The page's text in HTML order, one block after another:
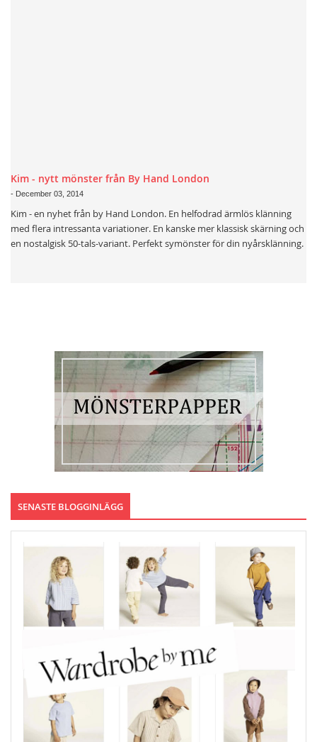
Kim - nytt mönster från By Hand London
- December 03, 2014
Kim - en nyhet från by Hand London. En helfodrad ärmlös klänning
med flera intressanta variationer. En kanske mer klassisk skärning och
en nostalgisk 50-tals-variant. Perfekt symönster för din nyårsklänning.
SENASTE BLOGGINLÄGG